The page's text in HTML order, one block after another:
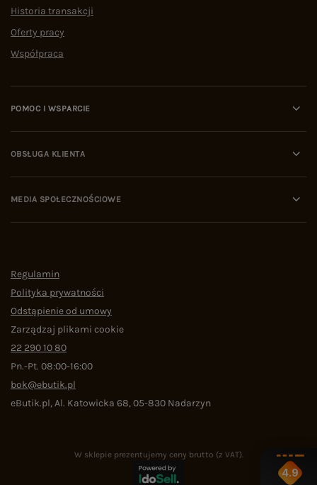
Historia transakcji
Oferty pracy
Współpraca
POMOC I WSPARCIE
OBSŁUGA KLIENTA
MEDIA SPOŁECZNOŚCIOWE
Regulamin
Polityka prywatności
Odstąpienie od umowy
Zarządzaj plikami cookie
22 290 10 80
Pn.-Pt. 08:00-16:00
bok@ebutik.pl
eButik.pl,Al. Katowicka 68,05-830 Nadarzyn
W sklepie prezentujemy ceny brutto (z VAT).
4.9